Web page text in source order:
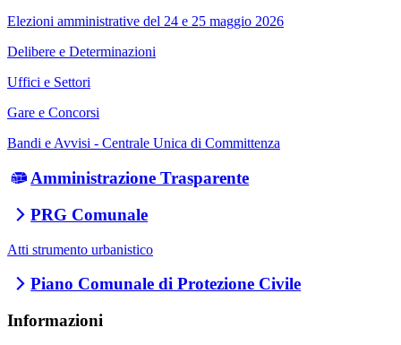
Elezioni amministrative del 24 e 25 maggio 2026
Delibere e Determinazioni
Uffici e Settori
Gare e Concorsi
Bandi e Avvisi - Centrale Unica di Committenza
Amministrazione Trasparente
PRG Comunale
Atti strumento urbanistico
Piano Comunale di Protezione Civile
Informazioni